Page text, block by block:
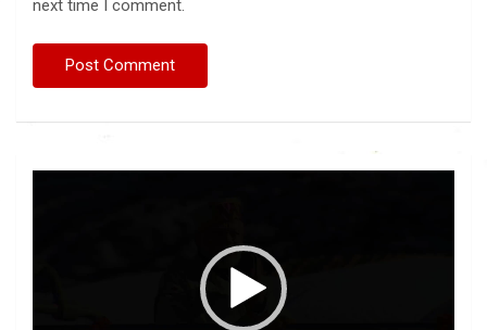
next time I comment.